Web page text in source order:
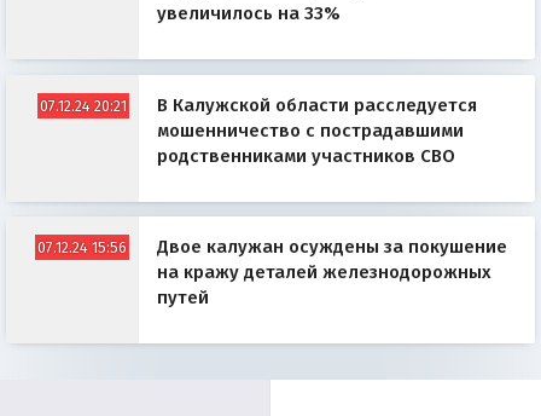
увеличилось на 33%
07.12.24 20:21
В Калужской области расследуется
мошенничество с пострадавшими
родственниками участников СВО
07.12.24 15:56
Двое калужан осуждены за покушение
на кражу деталей железнодорожных
путей